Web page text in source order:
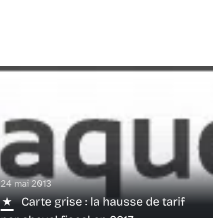
24 mai 2013
Carte grise : la hausse de tarif